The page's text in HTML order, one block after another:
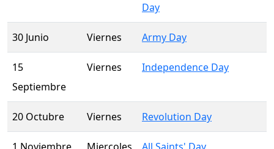
Day
30 Junio Viernes Army Day
15
Septiembre
Viernes Independence Day
20 Octubre Viernes Revolution Day